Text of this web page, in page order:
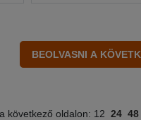
a következő oldalon: 12 24 48